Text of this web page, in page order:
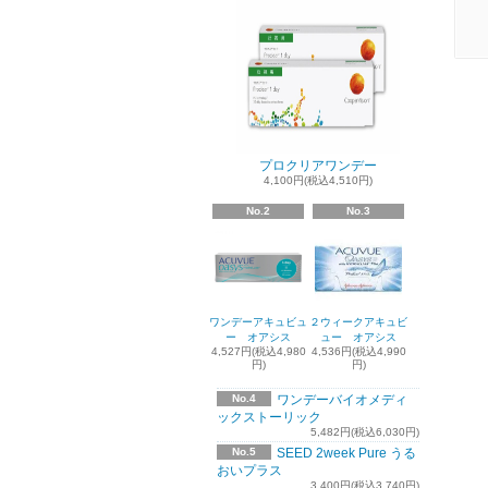
プロクリアワンデー
4,100円(税込4,510円)
No.2
ワンデーアキュビュ
ー オアシス
4,527円(税込4,980
円)
No.3
２ウィークアキュビ
ュー オアシス
4,536円(税込4,990
円)
No.4
ワンデーバイオメディ
ックストーリック
5,482円(税込6,030円)
No.5
SEED 2week Pure うる
おいプラス
3,400円(税込3,740円)